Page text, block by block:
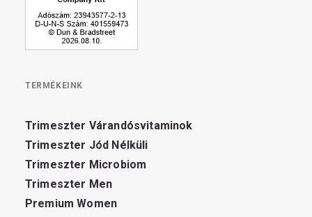
TERMÉKEINK
Trimeszter Várandósvitaminok
Trimeszter Jód Nélküli
Trimeszter Microbiom
Trimeszter Men
Premium Women